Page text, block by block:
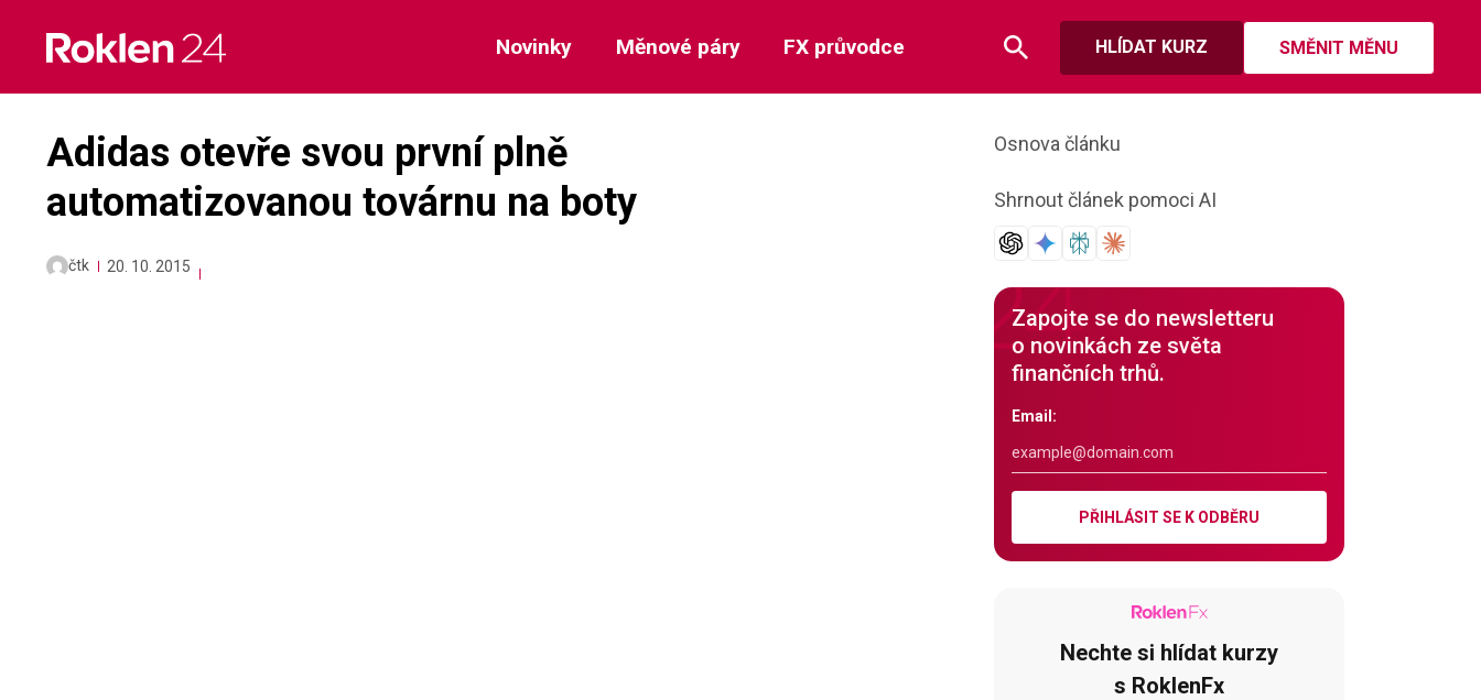
content
HLÍDAT KURZ SMĚNIT MĚNU
Novinky Měnové páry FX průvodce
Adidas otevře svou první plně
automatizovanou továrnu na boty
čtk 20. 10. 2015
Osnova článku
Shrnout článek pomoci AI
Zapojte se do newsletteru
o novinkách ze světa
finančních trhů.
Email:
PŘIHLÁSIT SE K ODBĚRU
Nechte si hlídat kurzy
s RoklenFx